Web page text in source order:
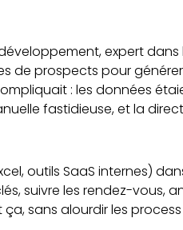
expert
de prospects pour
: les données
fastidieuse, et la
outils SaaS internes)
suivre les rendez-vous,
sans alourdir les